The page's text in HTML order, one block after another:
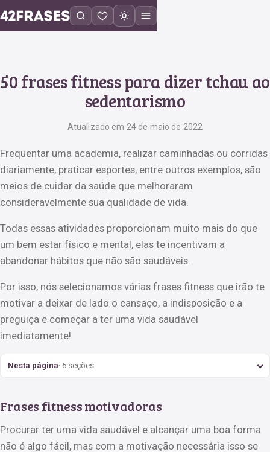
50 frases fitness para dizer tchau ao
sedentarismo
Atualizado em 24 de maio de 2022
Frequentar uma academia, realizar caminhadas ou corridas
diariamente, praticar esportes, entre outros exemplos, são
meios de cuidar da saúde que melhoraram
consideravelmente sua qualidade de vida.
Todas essas atividades proporcionam muito mais do que
um bem estar físico e mental, elas te incentivam a
abandonar hábitos que não são saudáveis.
Por isso, nós selecionamos várias frases fitness que irão te
motivar a deixar de lado o cansaço, a indisposição e a
preguiça e começar a ter uma vida saudável
imediatamente!
Nesta página· 5 seções
Frases fitness motivadoras
Procurar ter uma vida saudável e alcançar uma boa forma
não é algo fácil, mas com a motivação necessária isso se